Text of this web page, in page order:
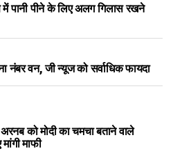
पानी पीने के लिए अलग गिलास रखने
नंबर वन, जी न्यूज को सर्वाधिक फायदा
को मोदी का चमचा बताने वाले
माफी